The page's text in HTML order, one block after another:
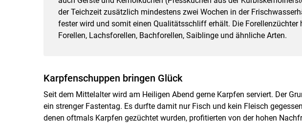
der Teichzeit zusätzlich mindestens zwei Wochen in der
fester wird und somit einen Qualitätsschliff erhält. Die Forellenzüchter
Forellen, Lachsforellen, Bachforellen, Saiblinge und ähnliche Arten.
Karpfenschuppen bringen Glück
Seit dem Mittelalter wird am Heiligen Abend gerne Karpfen serviert. Der
ein strenger Fastentag. Es durfte damit nur Fisch und kein Fleisch
denen oftmals Karpfen gezüchtet wurden, profitierten von der hohen